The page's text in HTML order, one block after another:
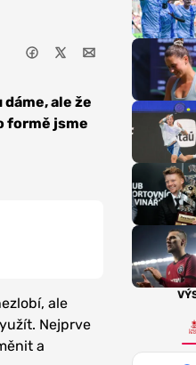
ale že
formě jsme
ale
Nejprve
a